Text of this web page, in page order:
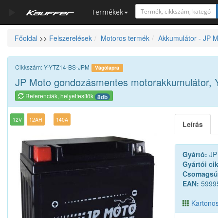
Termékek
Szerszámkatalógus
Kosár
Alkatrészek
Főoldal >> Felszerelések Motoros termék Akkumulátor - JP
Cikkszám: Y-YTZ14-BS-JPM Vágólapra
JP Moto gondozásmentes motorakkumulátor,
Referenciák, helyettesítők 8db
12V 12AH 140A Leírás
Gyártó:
Gyártói
EAN: